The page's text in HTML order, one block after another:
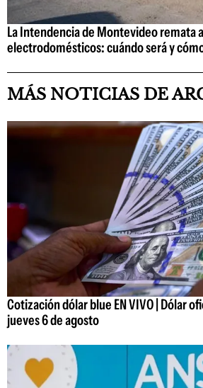
La Intendencia de Montevideo remata
electrodomésticos: cuándo será y
MÁS NOTICIAS DE
Cotización dólar blue EN VIVO | Dólar
jueves 6 de agosto